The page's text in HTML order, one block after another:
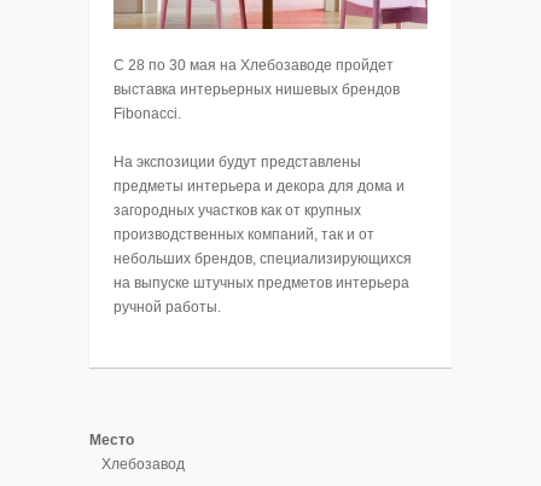
C 28 по 30 мая на Хлебозаводе пройдет
выставка интерьерных нишевых брендов
Fibonacci.
На экспозиции будут представлены
предметы интерьера и декора для дома и
загородных участков как от крупных
производственных компаний, так и от
небольших брендов, специализирующихся
на выпуске штучных предметов интерьера
ручной работы.
Место
Хлебозавод